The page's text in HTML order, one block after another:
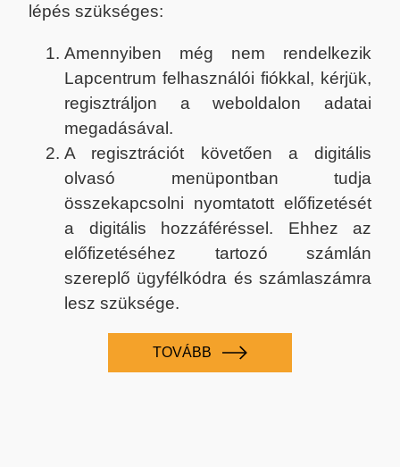
lépés szükséges:
Amennyiben még nem rendelkezik
Lapcentrum felhasználói fiókkal, kérjük,
regisztráljon a weboldalon adatai
megadásával.
A regisztrációt követően a digitális
olvasó menüpontban tudja
összekapcsolni nyomtatott előfizetését
a digitális hozzáféréssel. Ehhez az
előfizetéséhez tartozó számlán
szereplő ügyfélkódra és számlaszámra
lesz szüksége.
TOVÁBB